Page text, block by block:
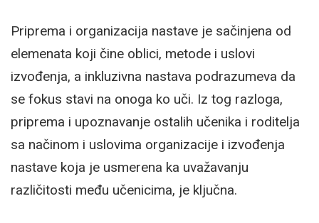
Priprema i organizacija nastave je sačinjena od
elemenata koji čine oblici, metode i uslovi
izvođenja, a inkluzivna nastava podrazumeva da
se fokus stavi na onoga ko uči. Iz tog razloga,
priprema i upoznavanje ostalih učenika i roditelja
sa načinom i uslovima organizacije i izvođenja
nastave koja je usmerena ka uvažavanju
različitosti među učenicima, je ključna.